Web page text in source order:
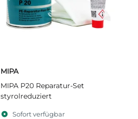
MIPA
MIPA P20 Reparatur-Set
styrolreduziert
Sofort verfügbar